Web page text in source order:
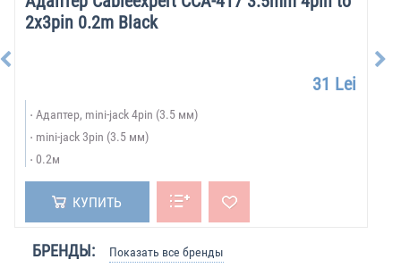
2x3pin 0.2m Black
31 Lei
Адаптер, mini-jack 4pin (3.5 мм)
mini-jack 3pin (3.5 мм)
0.2м
КУПИТЬ
БРЕНДЫ: Показать все бренды